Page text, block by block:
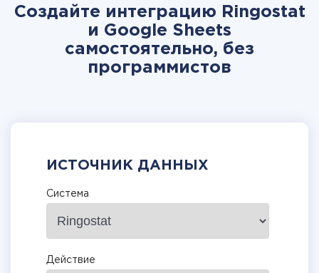
Создайте интеграцию Ringostat
и Google Sheets
самостоятельно, без
программистов
ИСТОЧНИК ДАННЫХ
Система
Действие